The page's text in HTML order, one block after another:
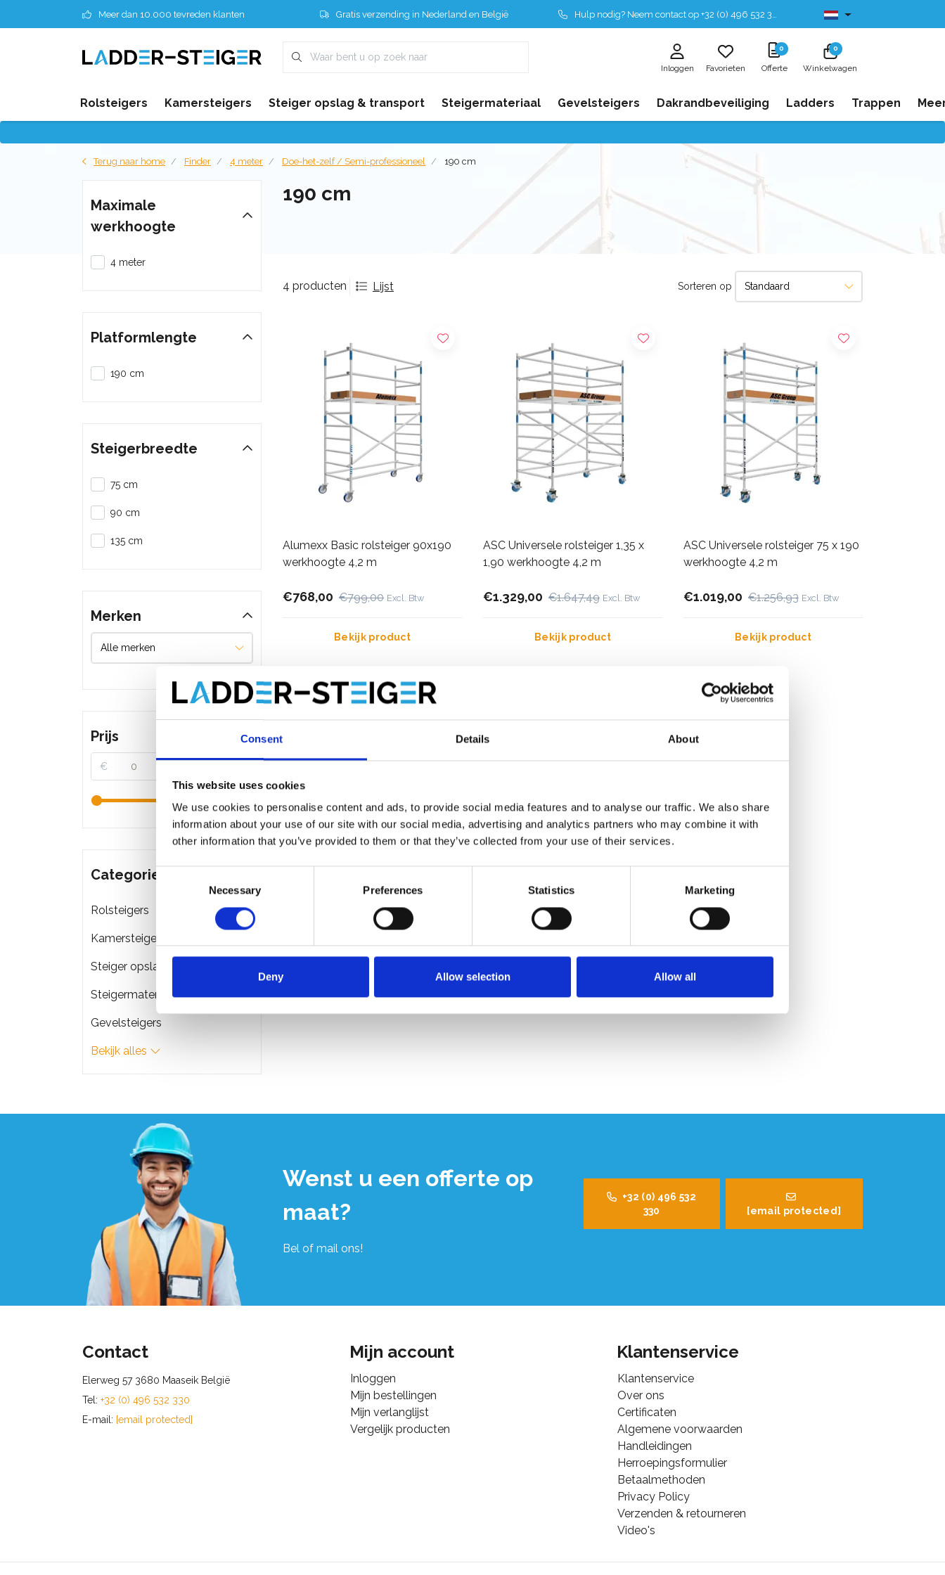
Consent Details About
This website uses cookies
We use cookies to personalise content and ads, to provide social media features and to analyse our traffic. We also share
information about your use of our site with our social media, advertising and analytics partners who may combine it with
other information that you’ve provided to them or that they’ve collected from your use of their services.
Consent
Necessary Preferences Statistics Marketing
Deny Allow selection Allow all
Meer dan 10.000 tevreden klanten Gratis verzending in Nederland en België Hulp nodig? Neem contact op +32 (0) 496 532 330 Leverbaar uit voorraad
Inloggen Favorieten
0
Offerte
0
Winkelwagen
Rolsteigers Kamersteigers Steiger opslag & transport Steigermateriaal Gevelsteigers Dakrandbeveiliging Ladders Trappen
Terug naar home Finder 4 meter Doe-het-zelf / Semi-professioneel 190 cm
190 cm
4 producten Lijst Sorteren op
Alumexx Basic rolsteiger 90x190
werkhoogte 4,2 m
€768,00 €799,00 Excl. Btw
Bekijk product
ASC Universele rolsteiger 1,35 x
1,90 werkhoogte 4,2 m
€1.329,00 €1.647,49 Excl. Btw
Bekijk product
ASC Universele rolsteiger 75 x 190
werkhoogte 4,2 m
€1.019,00 €1.256,93 Excl. Btw
Bekijk product
4,2 m werkhoogte
Maximale
werkhoogte
4 meter
Platformlengte
190 cm
Steigerbreedte
75 cm
90 cm
135 cm
Merken
Prijs
€
Categorieën
Rolsteigers
Kamersteigers
Steiger opslag & transport
Steigermateriaal
Gevelsteigers
Bekijk alles
Wenst u een offerte op
maat?
Bel of mail ons!
+32 (0) 496 532
330
[email protected]
Contact
Elerweg 57 3680 Maaseik België
Tel: +32 (0) 496 532 330
E-mail: [email protected]
Mijn account
Inloggen
Mijn bestellingen
Mijn verlanglijst
Vergelijk producten
Klantenservice
Klantenservice
Over ons
Certificaten
Algemene voorwaarden
Handleidingen
Herroepingsformulier
Betaalmethoden
Privacy Policy
Verzenden & retourneren
Video's